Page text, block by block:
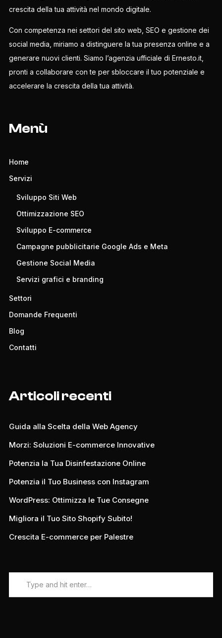
crescita della tua attività nel mondo digitale.
Con competenza nei settori del sito web, SEO e gestione dei
social media, miriamo a distinguere la tua presenza online e a
generare nuovi clienti. Siamo l’agenzia ufficiale di Ernesto.it,
pronti a collaborare con te per sbloccare il tuo potenziale e
accelerare la crescita della tua attività.
Menù
Home
Servizi
Sviluppo Siti Web
Ottimizzazione SEO
Sviluppo E-commerce
Campagne pubblicitarie Google Ads e Meta
Gestione Social Media
Servizi grafici e branding
Settori
Domande Frequenti
Blog
Contatti
Articoli recenti
Guida alla Scelta della Web Agency
Morzi: Soluzioni E-commerce Innovative
Potenzia la Tua Disinfestazione Online
Potenzia il Tuo Business con Instagram
WordPress: Ottimizza le Tue Consegne
Migliora il Tuo Sito Shopify Subito!
Crescita E-commerce per Palestre